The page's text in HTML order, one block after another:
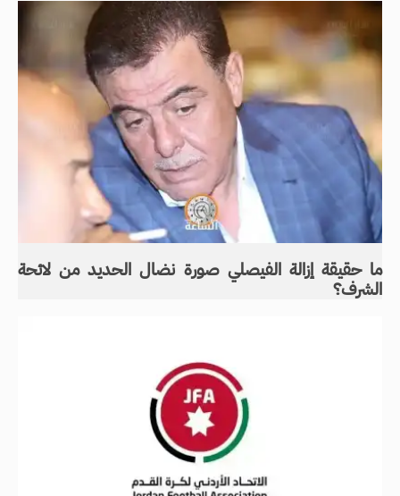
ما حقيقة إزالة الفيصلي صورة نضال الحديد من لائحة
الشرف؟